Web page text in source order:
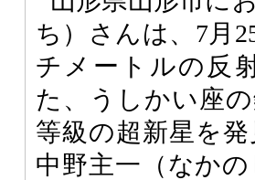
ち）さんは、7月
チメートルの反
た、うしかい座
等級の超新星を
中野主一（なか